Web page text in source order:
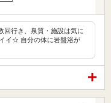
回行き、泉質・施設は気に
イ☆ 自分の体に岩盤浴が